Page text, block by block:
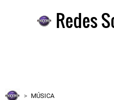
Redes
MÚSICA